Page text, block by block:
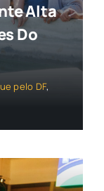
Alta
Do
pelo DF,